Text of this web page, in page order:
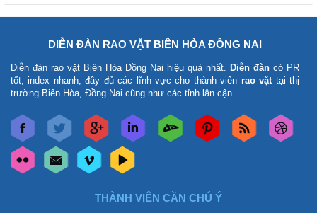
DIỄN ĐÀN RAO VẶT BIÊN HÒA ĐỒNG NAI
Diễn đàn rao vặt Biên Hòa Đồng Nai hiệu quả nhất. Diễn đàn có PR
tốt, index nhanh, đầy đủ các lĩnh vực cho thành viên rao vặttại thị
trường Biên Hòa, Đồng Nai cũng như các tỉnh lân cận.
THÀNH VIÊN CẦN CHÚ Ý